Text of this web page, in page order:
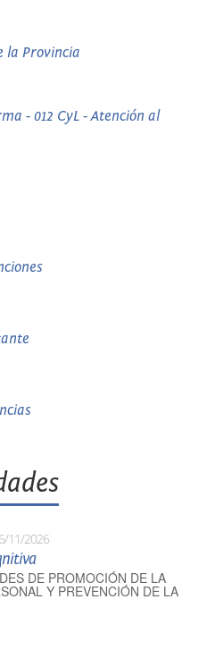
la Provincia
- 012 CyL - Atención al
11/2026
DE PROMOCIÓN DE LA
Y PREVENCIÓN DE LA